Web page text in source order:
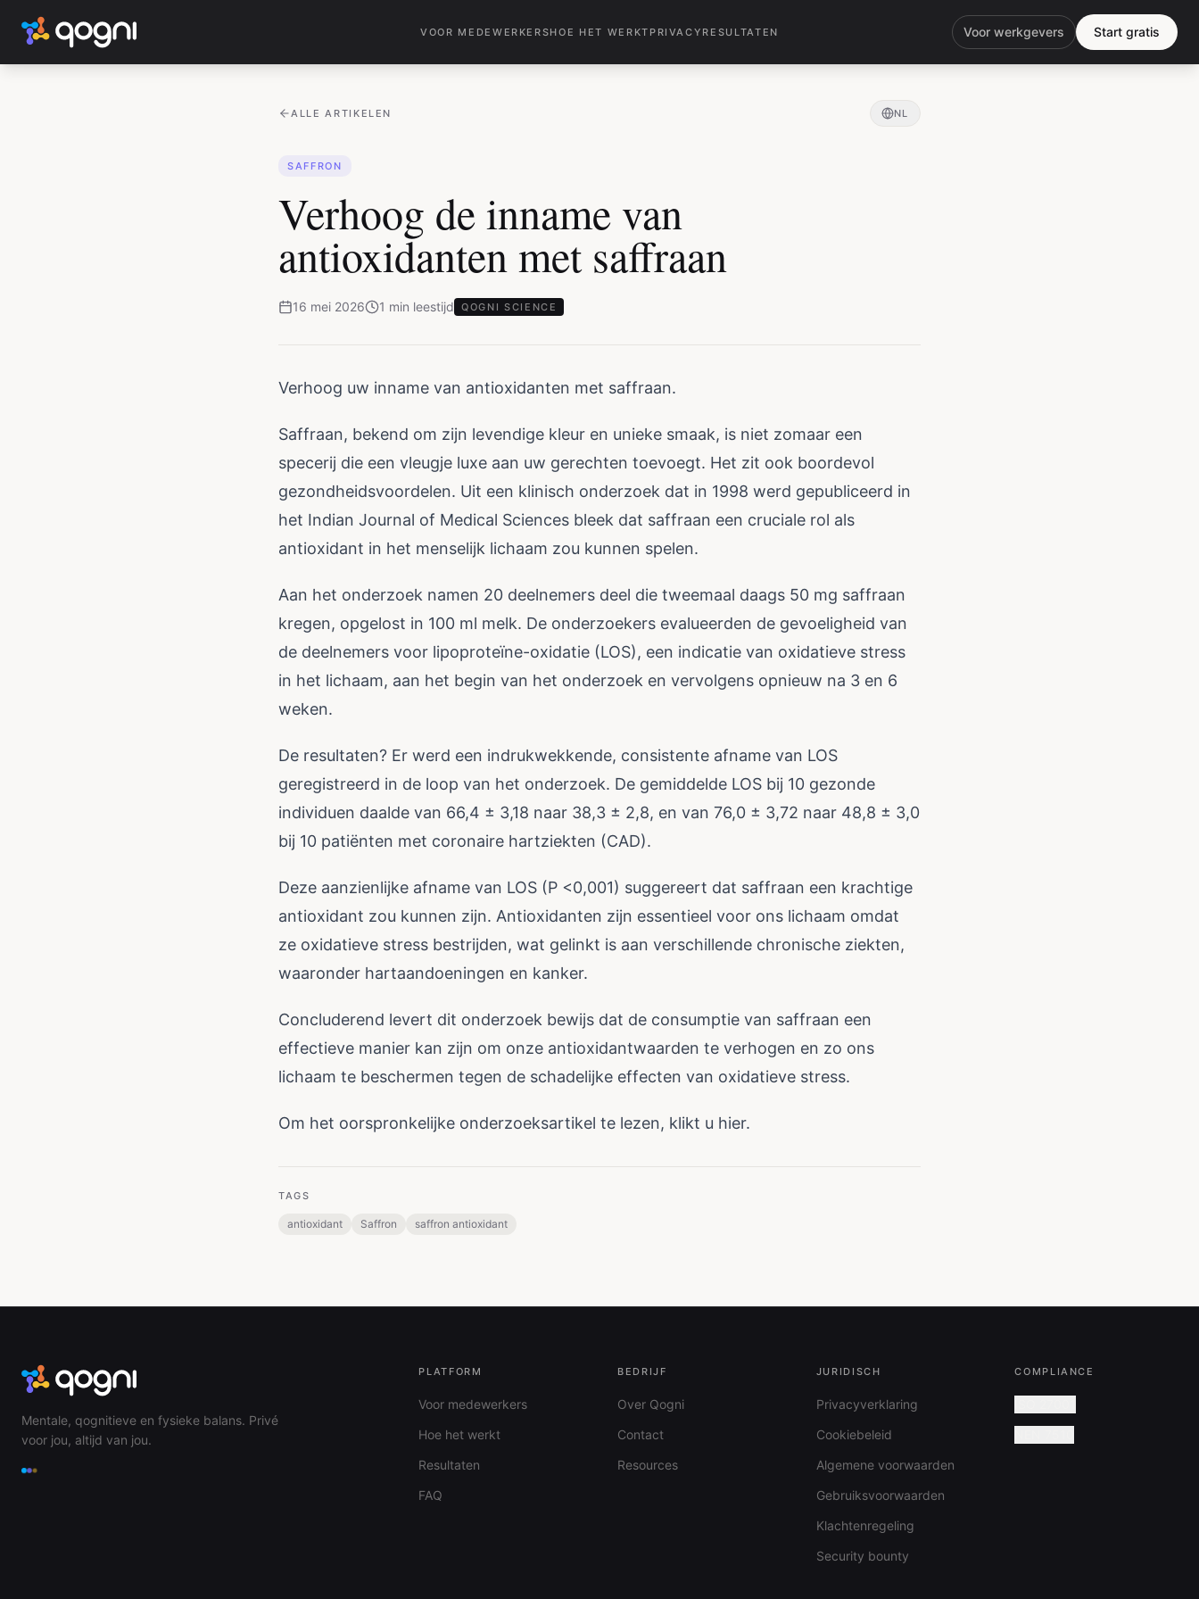
VOOR MEDEWERKERSHOE HET WERKT PRIVACY RESULTATEN Voor werkgevers Start gratis
ALLE ARTIKELEN NL
SAFFRON
Verhoog de inname van
antioxidanten met saffraan
16 mei 2026 1 min leestijd QOGNI SCIENCE
Verhoog uw inname van antioxidanten met saffraan.
Saffraan, bekend om zijn levendige kleur en unieke smaak, is niet zomaar een
specerij die een vleugje luxe aan uw gerechten toevoegt. Het zit ook boordevol
gezondheidsvoordelen. Uit een klinisch onderzoek dat in 1998 werd gepubliceerd in
het Indian Journal of Medical Sciences bleek dat saffraan een cruciale rol als
antioxidant in het menselijk lichaam zou kunnen spelen.
Aan het onderzoek namen 20 deelnemers deel die tweemaal daags 50 mg saffraan
kregen, opgelost in 100 ml melk. De onderzoekers evalueerden de gevoeligheid van
de deelnemers voor lipoproteïne-oxidatie (LOS), een indicatie van oxidatieve stress
in het lichaam, aan het begin van het onderzoek en vervolgens opnieuw na 3 en 6
weken.
De resultaten? Er werd een indrukwekkende, consistente afname van LOS
geregistreerd in de loop van het onderzoek. De gemiddelde LOS bij 10 gezonde
individuen daalde van 66,4 ± 3,18 naar 38,3 ± 2,8, en van 76,0 ± 3,72 naar 48,8 ± 3,0
bij 10 patiënten met coronaire hartziekten (CAD).
Deze aanzienlijke afname van LOS (P <0,001) suggereert dat saffraan een krachtige
antioxidant zou kunnen zijn. Antioxidanten zijn essentieel voor ons lichaam omdat
ze oxidatieve stress bestrijden, wat gelinkt is aan verschillende chronische ziekten,
waaronder hartaandoeningen en kanker.
Concluderend levert dit onderzoek bewijs dat de consumptie van saffraan een
effectieve manier kan zijn om onze antioxidantwaarden te verhogen en zo ons
lichaam te beschermen tegen de schadelijke effecten van oxidatieve stress.
Om het oorspronkelijke onderzoeksartikel te lezen, klikt u hier.
TAGS
antioxidant Saffron saffron antioxidant
Mentale, qognitieve en fysieke balans. Privé
voor jou, altijd van jou.
PLATFORM
Voor medewerkers
Hoe het werkt
Resultaten
FAQ
BEDRIJF
Over Qogni
Contact
Resources
JURIDISCH
Privacyverklaring
Cookiebeleid
Algemene voorwaarden
Gebruiksvoorwaarden
Klachtenregeling
Security bounty
COMPLIANCE